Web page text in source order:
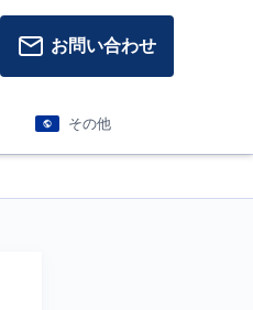
お問い合わせ
その他